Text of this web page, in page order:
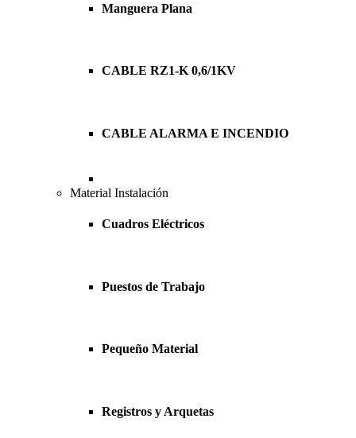
Manguera Plana
CABLE RZ1-K 0,6/1KV
CABLE ALARMA E INCENDIO
Material Instalación
Cuadros Eléctricos
Puestos de Trabajo
Pequeño Material
Registros y Arquetas